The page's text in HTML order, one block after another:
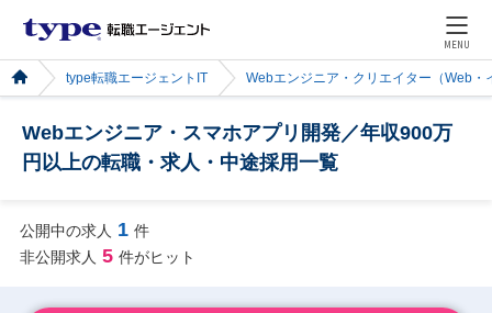
MENU
type転職エージェントIT Webエンジニア・クリエイター（Web・
Webエンジニア・スマホアプリ開発／年収900万
円以上の転職・求人・中途採用一覧
公開中の求人 1 件
非公開求人 5 件がヒット